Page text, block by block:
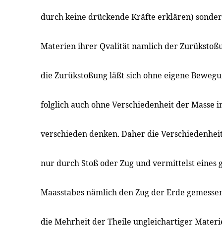
durch keine drückende Kräfte erklären)
Materien ihrer Qvalität namlich der
die Zurükstoßung läßt sich ohne eigene
folglich auch ohne Verschiedenheit der Masse
verschieden denken. Daher die
nur durch Stoß oder Zug und vermittelst eines
Maasstabes nämlich den Zug der Erde
die Mehrheit der Theile ungleichartiger